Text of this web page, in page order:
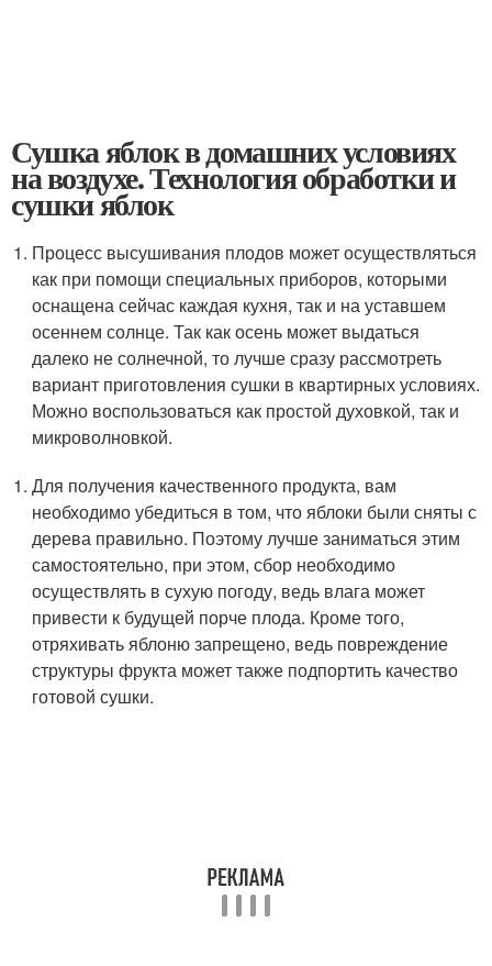
Сушка яблок в домашних условиях
на воздухе. Технология обработки и
сушки яблок
Процесс высушивания плодов может осуществляться
как при помощи специальных приборов, которыми
оснащена сейчас каждая кухня, так и на уставшем
осеннем солнце. Так как осень может выдаться
далеко не солнечной, то лучше сразу рассмотреть
вариант приготовления сушки в квартирных условиях.
Можно воспользоваться как простой духовкой, так и
микроволновкой.
Для получения качественного продукта, вам
необходимо убедиться в том, что яблоки были сняты с
дерева правильно. Поэтому лучше заниматься этим
самостоятельно, при этом, сбор необходимо
осуществлять в сухую погоду, ведь влага может
привести к будущей порче плода. Кроме того,
отряхивать яблоню запрещено, ведь повреждение
структуры фрукта может также подпортить качество
готовой сушки.